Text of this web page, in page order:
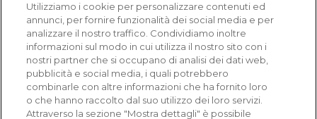
Acquisti verificati
Utilizziamo i cookie per personalizzare contenuti ed
annunci, per fornire funzionalità dei social media e per
analizzare il nostro traffico. Condividiamo inoltre
informazioni sul modo in cui utilizza il nostro sito con i
nostri partner che si occupano di analisi dei dati web,
pubblicità e social media, i quali potrebbero
combinarle con altre informazioni che ha fornito loro
o che hanno raccolto dal suo utilizzo dei loro servizi.
Attraverso la sezione "Mostra dettagli" è possibile